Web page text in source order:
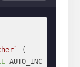
(
AUTO_INC